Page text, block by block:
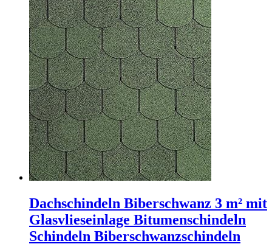
Dachschindeln Biberschwanz 3 m² mit
Glasvlieseinlage Bitumenschindeln
Schindeln Biberschwanzschindeln